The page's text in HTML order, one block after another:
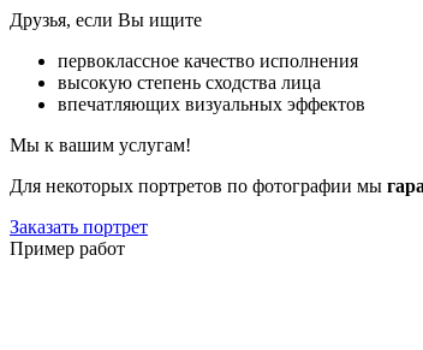
Друзья, если Вы ищите
первоклассное качество исполнения
высокую степень сходства лица
впечатляющих визуальных эффектов
Мы к вашим услугам!
Для некоторых портретов по фотографии мы
Заказать портрет
Пример работ